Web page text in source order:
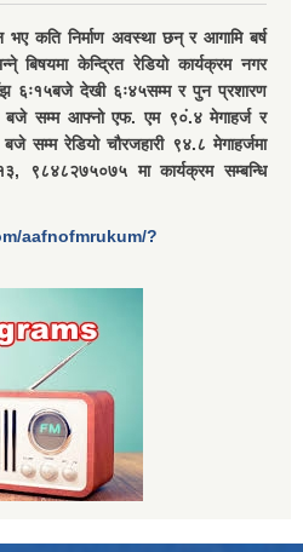
भए कति निर्माण अवस्था छन् र आगामि बर्ष
बिषयमा केन्द्रित रेडियो कार्यक्रम नगर
६ः१५बजे देखी ६ः४५सम्म र पुन प्रशारण
बजे सम्म आफ्नो एफ. एम ९०ं.४ मेगाहर्ज र
सम्म रेडियो चौरजहारी ९४.८ मेगाहर्जमा
९८४८२७५०७५ मा कार्यक्रम सम्बन्धि
aafnofmrukum/?